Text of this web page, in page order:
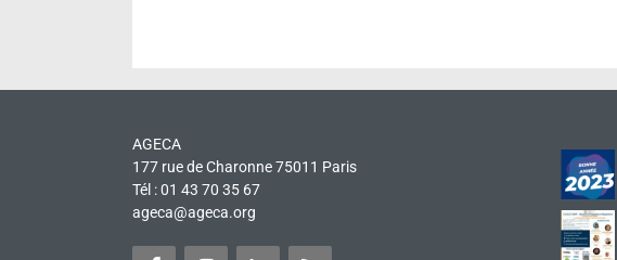
AGECA
177 rue de Charonne 75011 Paris
Tél : 01 43 70 35 67
ageca@ageca.org